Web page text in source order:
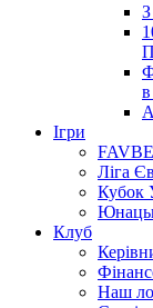
Ігри
Ліга
Кубок
Клуб
Наш